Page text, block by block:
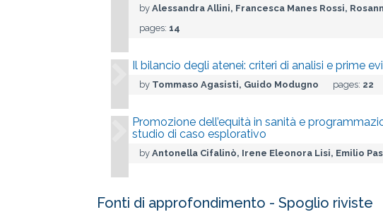
by Alessandra Allini, Francesca Manes Rossi,
pages: 14
Il bilancio degli atenei: criteri di analisi e prime
by Tommaso Agasisti, Guido Modugno pages: 22
Promozione dell’equità in sanità e
studio di caso esplorativo
by Antonella Cifalinò, Irene Eleonora Lisi, Emilio
Fonti di approfondimento - Spoglio riviste